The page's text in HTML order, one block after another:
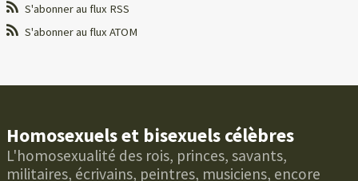
S'abonner au flux RSS
S'abonner au flux ATOM
Homosexuels et bisexuels célèbres
L'homosexualité des rois, princes, savants,
militaires, écrivains, peintres, musiciens, encore